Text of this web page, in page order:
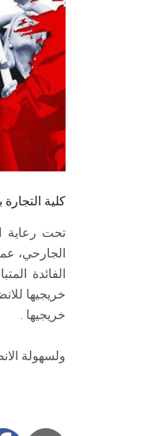
كلية
تحت رعاية
الجارحي،
الفائدة
خريجيها
خريجيها .
ولسهولة